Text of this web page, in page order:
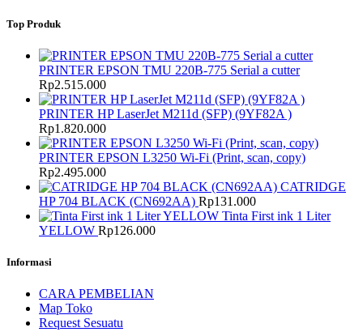
Top Produk
PRINTER EPSON TMU 220B-775 Serial a cutter
Rp2.515.000
PRINTER HP LaserJet M211d (SFP) (9YF82A )
Rp1.820.000
PRINTER EPSON L3250 Wi-Fi (Print, scan, copy)
Rp2.495.000
CATRIDGE
HP 704 BLACK (CN692AA) Rp131.000
Tinta First ink 1 Liter
YELLOW Rp126.000
Informasi
CARA PEMBELIAN
Map Toko
Request Sesuatu